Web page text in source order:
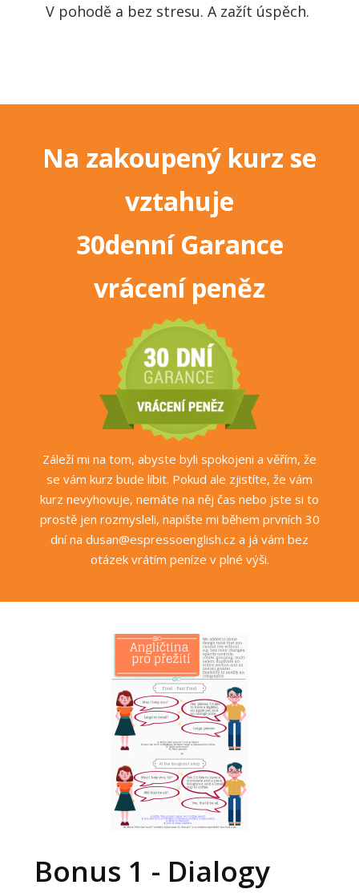
V pohodě a bez stresu. A zažít úspěch.
Na zakoupený kurz se
vztahuje
30denní Garance
vrácení peněz
Záleží mi na tom, abyste byli spokojeni a věřím, že
se vám kurz bude líbit. Pokud ale zjistíte, že vám
kurz nevyhovuje, nemáte na něj čas nebo jste si to
prostě jen rozmysleli, napište mi během prvních 30
dní na dusan@espressoenglish.cz a já vám bez
otázek vrátím peníze v plné výši.
Bonus 1 - Dialogy